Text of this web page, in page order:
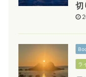
切
ラ